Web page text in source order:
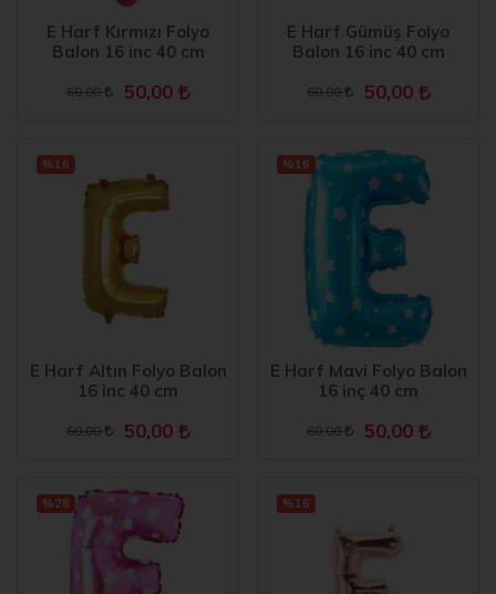
E Harf Kırmızı Folyo
Balon 16 inc 40 cm
60,00 50,00
E Harf Gümüş Folyo
Balon 16 inc 40 cm
60,00 50,00
E Harf Altın Folyo Balon
16 inc 40 cm
60,00 50,00
%16
E Harf Mavi Folyo Balon
16 inç 40 cm
60,00 50,00
%16
%28 %16